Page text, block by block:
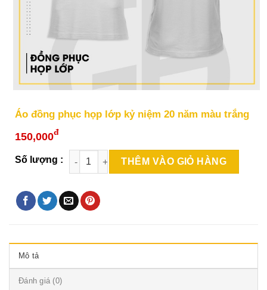
Áo đồng phục họp lớp kỷ niệm 20 năm màu trắng
150,000đ
THÊM VÀO GIỎ HÀNG
Mô tả
Đánh giá (0)